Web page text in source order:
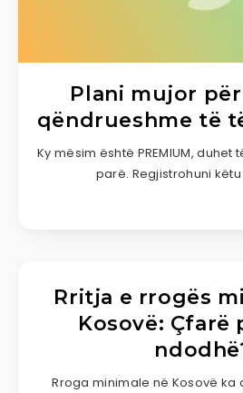
Plani mujor
qëndrueshme të
Ky mësim është PREMIUM,
parë. Regjistrohuni
Rritja e rrogës
Kosovë:
Rroga minimale në Kosovë ka